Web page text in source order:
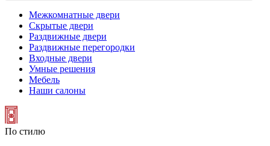
Межкомнатные двери
Скрытые двери
Раздвижные двери
Раздвижные перегородки
Входные двери
Умные решения
Мебель
Наши салоны
По стилю